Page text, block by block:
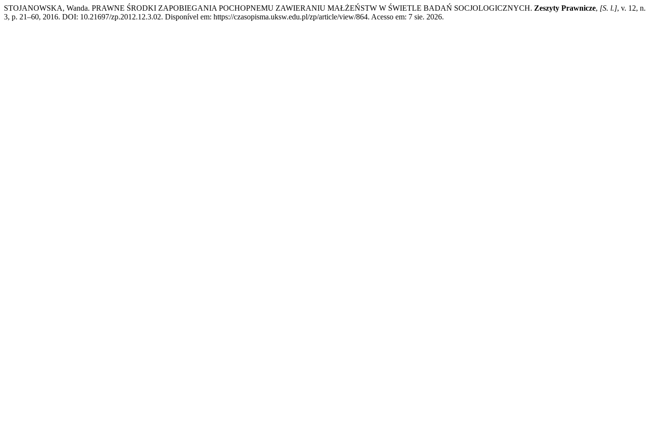
STOJANOWSKA, Wanda. PRAWNE ŚRODKI ZAPOBIEGANIA POCHOPNEMU ZAWIERANIU MAŁŻEŃSTW W ŚWIETLE BADAŃ SOCJOLOGICZNYCH. Zeszyty Prawnicze, [S. l.], v. 12, n.
3, p. 21–60, 2016. DOI: 10.21697/zp.2012.12.3.02. Disponível em: https://czasopisma.uksw.edu.pl/zp/article/view/864. Acesso em: 7 sie. 2026.